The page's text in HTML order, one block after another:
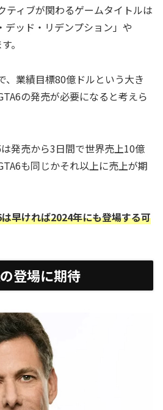
ティブが関わるゲームタイトルは
デッド・リデンプション」や
。
、業績目標80億ドルという大き
の発売が必要になると考えら
発売から3日間で世界売上10億
も同じかそれ以上に売上が期
早ければ2024年にも登場する可
登場に期待